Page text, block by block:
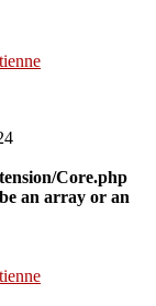
Core.php
an array or an